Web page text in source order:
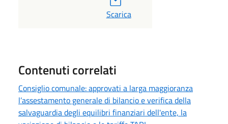
PDF
Scarica
Contenuti correlati
Consiglio comunale: approvati a larga maggioranza
l’assestamento generale di bilancio e verifica della
salvaguardia degli equilibri finanziari dell'ente, la